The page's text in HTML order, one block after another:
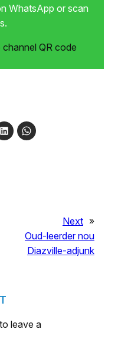
WhatsApp or scan
Next »
Oud-leerder nou
Diazville-adjunk
to leave a